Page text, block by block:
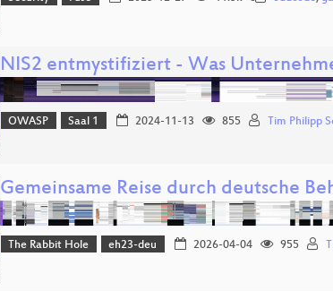
NIS2 entmystifiziert - Was
OWASP Saal 1 2024-11-13 855 Tim Philipp
Gemeinsame Reise durch deutsche
The Rabbit Hole eh23-deu 2026-04-04 955